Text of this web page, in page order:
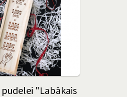
"Labākais